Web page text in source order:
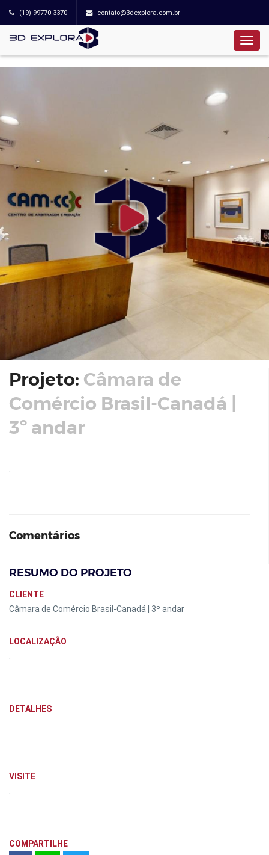
(19) 99770-3370 contato@3dexplora.com.br
Projeto: Câmara de
Comércio Brasil-Canadá |
3º andar
Comentários
RESUMO DO PROJETO
CLIENTE
Câmara de Comércio Brasil-Canadá | 3º andar
LOCALIZAÇÃO
DETALHES
VISITE
COMPARTILHE